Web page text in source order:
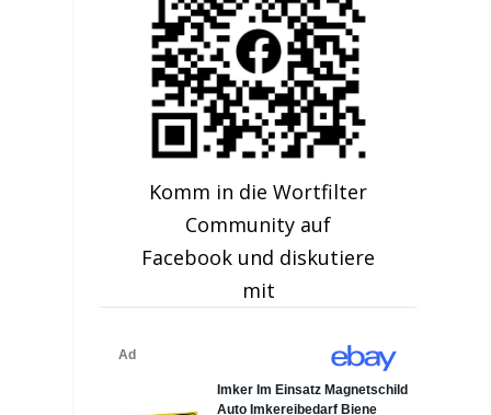
Komm in die Wortfilter
Community auf
Facebook und diskutiere
mit